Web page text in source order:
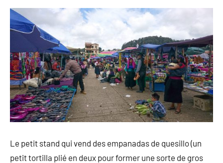
Le petit stand qui vend des empanadas de quesillo (un
petit tortilla plié en deux pour former une sorte de gros